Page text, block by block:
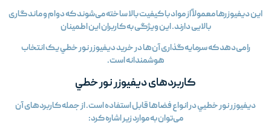
این ديفيوزرها معمولاً از مواد با کیفیت بالا ساخته می‌شوند که دوام و ماندگاری
بالایی دارند. این ویژگی به کاربران این اطمینان
را می‌دهد که سرمایه‌گذاری آن‌ها در خرید ديفيوزر نور خطي یک انتخاب
هوشمندانه است.
کاربردهای ديفيوزر نور خطي
ديفيوزر نور خطیي در انواع فضاها قابل استفاده است. از جمله کاربردهای آن
می‌توان به موارد زیر اشاره کرد: